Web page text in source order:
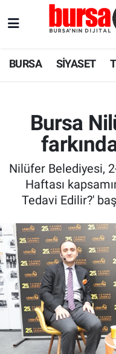
BURSA SİYASET
Bursa
Nilüfer Belediyesi,
Haftası
Tedavi Edilir?'
SPOR
EKONOMİ
SAĞLIK
ASTROLOJİ
BLOG
Süper Lig Puan
Tüm Manşetler
Son Dakika
Haber Arşivi